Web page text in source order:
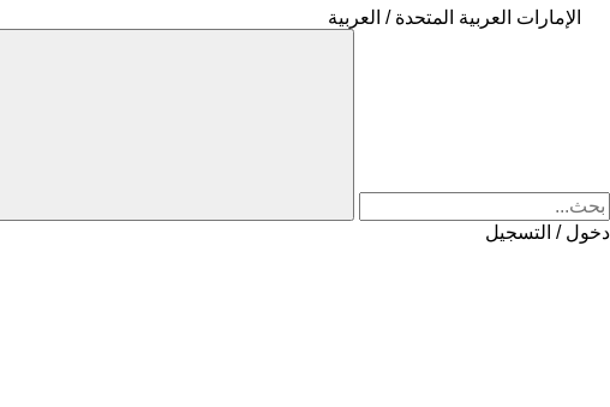
الإمارات العربية المتحدة / العربية
دخول / التسجيل